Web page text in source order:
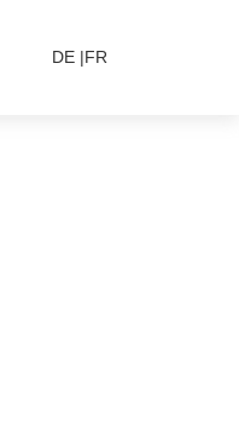
DE FR